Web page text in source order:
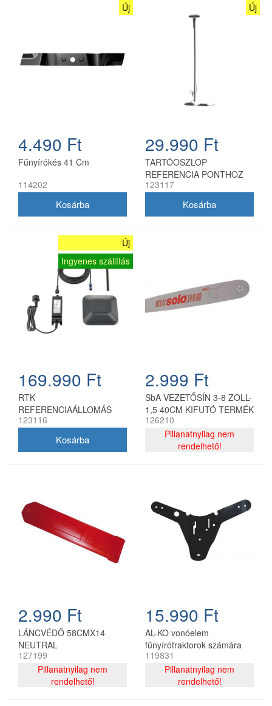
Új
4.490 Ft
Fűnyírókés 41 Cm
114202
Új
29.990 Ft
TARTÓOSZLOP
REFERENCIA PONTHOZ
123117
Új
Ingyenes szállítás
169.990 Ft
RTK
REFERENCIAÁLLOMÁS
123116
2.999 Ft
SbA VEZETŐSÍN 3-8 ZOLL-
1,5 40CM KIFUTÓ TERMÉK
126210
Pillanatnyilag nem
rendelhető!
2.990 Ft
LÁNCVÉDŐ 58CMX14
NEUTRAL
127199
Pillanatnyilag nem
rendelhető!
15.990 Ft
AL-KO vonóelem
fűnyírótraktorok számára
119831
Pillanatnyilag nem
rendelhető!